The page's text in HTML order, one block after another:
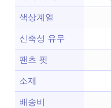
색상계열
신축성 유무
팬츠 핏
소재
배송비